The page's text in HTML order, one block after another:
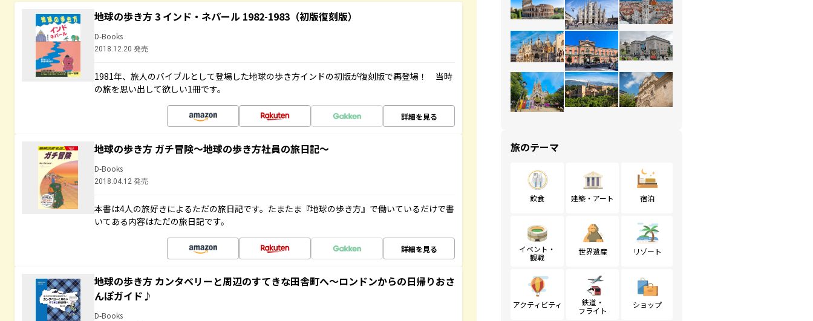
地球の歩き方 3 インド・ネパール 1982-1983（初版復刻版）
D-Books
2018.12.20 発売
1981年、旅人のバイブルとして登場した地球の歩き方インドの初版が復刻版で再登場！ 当時
の旅を思い出して欲しい1冊です。
詳細を見る
地球の歩き方 ガチ冒険～地球の歩き方社員の旅日記～
D-Books
2018.04.12 発売
本書は4人の旅好きによるただの旅日記です。たまたま『地球の歩き方』で働いているだけで書
いてある内容はただの旅日記です。
詳細を見る
地球の歩き方 カンタベリーと周辺のすてきな田舎町へ～ロンドンからの日帰りおさ
んぽガイド♪
D-Books
旅のテーマ
飲食 建築・アート 宿泊
イベント・
観戦
世界遺産 リゾート
アクティビティ
鉄道・
フライト
ショップ